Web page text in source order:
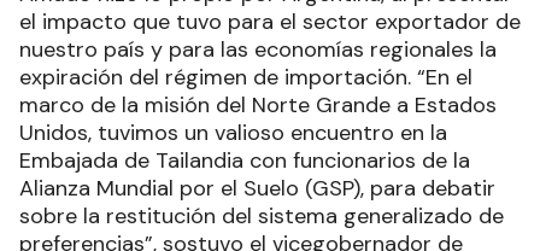
el impacto que tuvo para el sector exportador de
nuestro país y para las economías regionales la
expiración del régimen de importación. “En el
marco de la misión del Norte Grande a Estados
Unidos, tuvimos un valioso encuentro en la
Embajada de Tailandia con funcionarios de la
Alianza Mundial por el Suelo (GSP), para debatir
sobre la restitución del sistema generalizado de
preferencias”, sostuvo el vicegobernador de